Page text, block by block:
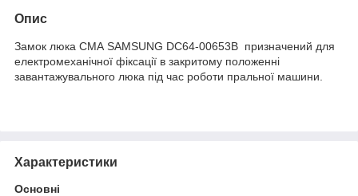
Опис
Замок люка СМА SAMSUNG DC64-00653B призначений для
електромеханічної фіксації в закритому положенні
завантажувального люка під час роботи пральної машини.
Характеристики
Основні